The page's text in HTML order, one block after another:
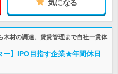
気になる
木材の調達、賃貸管理まで自社一貫体
ー】IPO目指す企業★年間休日